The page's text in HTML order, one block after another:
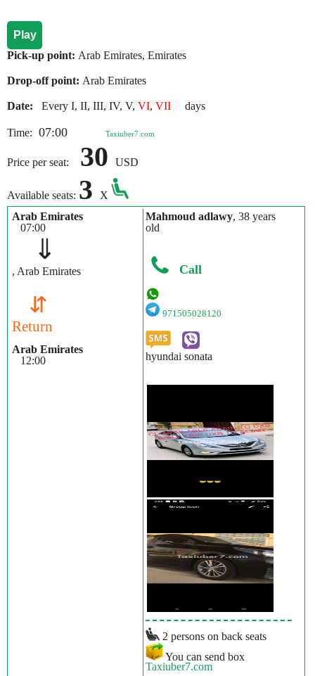
Play
Pick-up point: Arab Emirates, Emirates
Drop-off point: Arab Emirates
Date: Every I, II, III, IV, V, VI, VII days
Time: 07:00 Taxiuber7.com
Price per seat: 30 USD
Available seats: 3
X
Arab Emirates
07:00
⇓
, Arab Emirates
⇵
Return
Arab Emirates
12:00
Mahmoud adlawy, 38 years
old
Call
971505028120
hyundai sonata
2 persons on back seats
You can send box
Taxiuber7.com